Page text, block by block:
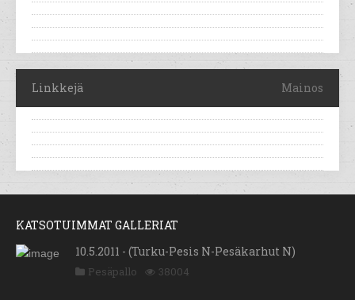
Linkkejä Mainos
KATSOTUIMMAT GALLERIAT
10.5.2011 - (Turku-Pesis N-Pesäkarhut N)
Pesäpallo 38004